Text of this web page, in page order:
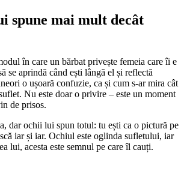
spune mai mult decât
în care un bărbat privește femeia care îi e
se aprindă când ești lângă el și reflectă
o ușoară confuzie, ca și cum s-ar mira cât
Nu este doar o privire – este un moment
de prisos.
dar ochii lui spun totul: tu ești ca o pictură pe
iar și iar. Ochiul este oglinda sufletului, iar
lui, acesta este semnul pe care îl cauți.